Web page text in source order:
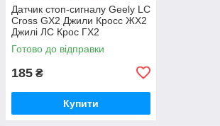
Датчик стоп-сигналу Geely LC
Cross GX2 Джили Кросс ЖХ2
Джилі ЛС Крос ГХ2
Готово до відправки
185 ₴
Купити